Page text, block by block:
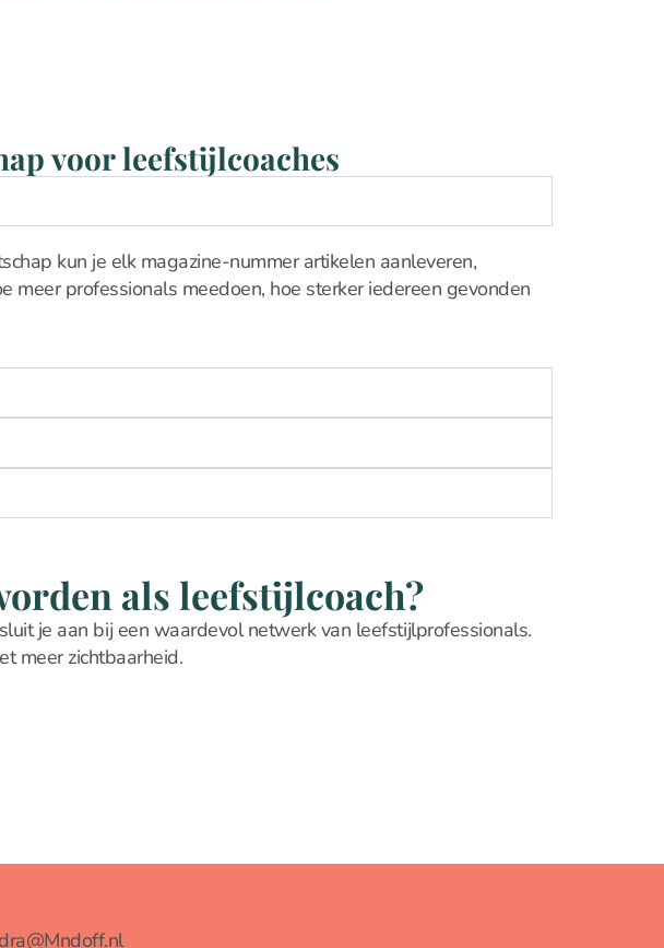
voor leefstijlcoaches
kun je elk magazine-nummer artikelen aanleveren,
professionals meedoen, hoe sterker iedereen gevonden
als leefstijlcoach?
je aan bij een waardevol netwerk van leefstijlprofessionals.
meer zichtbaarheid.